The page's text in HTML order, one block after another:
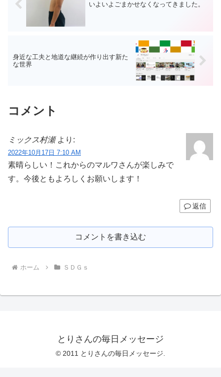
いよいよごまかせなくなってきました。
身近な工夫と地道な継続が作り出す新た
な世界
コメント
ミックス村瀬 より:
2022年10月17日 7:10 AM
素晴らしい！これからのマルワさんが楽しみで
す。今後ともよろしくお願いします！
返信
コメントを書き込む
ホーム ＳＤＧｓ
とりさんの毎日メッセージ
© 2011 とりさんの毎日メッセージ.